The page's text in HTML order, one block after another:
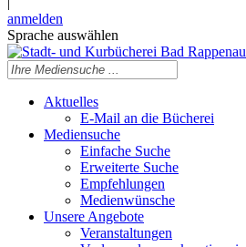
anmelden
Sprache auswählen
Aktuelles
E-Mail an die Bücherei
Mediensuche
Einfache Suche
Erweiterte Suche
Empfehlungen
Medienwünsche
Unsere Angebote
Veranstaltungen